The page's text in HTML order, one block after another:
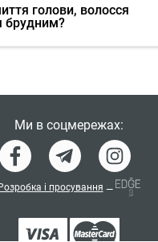
голови, волосся
брудним?
Ми в соцмережах:
Розробка і просування —